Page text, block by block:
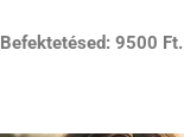
Befektetésed: 9500 Ft.